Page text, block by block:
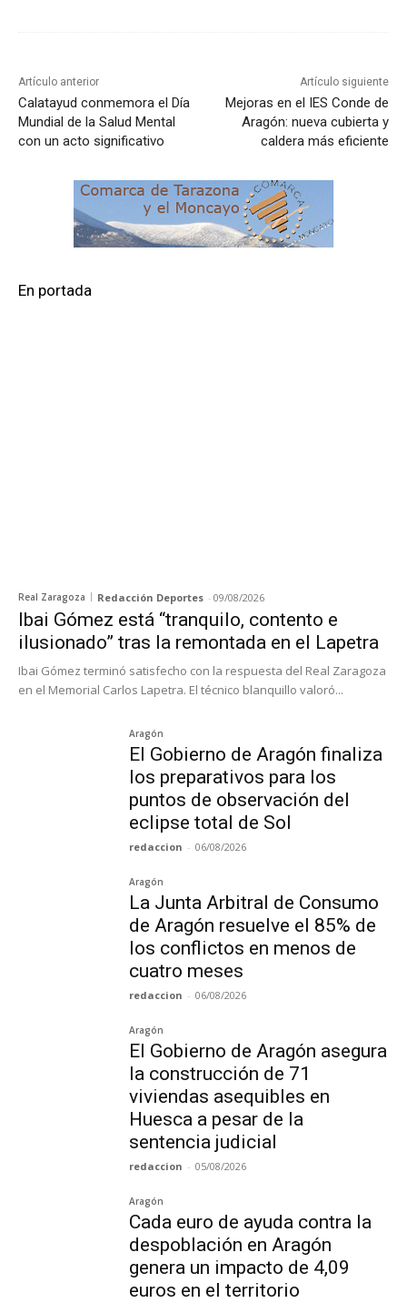
Artículo anterior
Calatayud conmemora el Día
Mundial de la Salud Mental
con un acto significativo
Artículo siguiente
Mejoras en el IES Conde de
Aragón: nueva cubierta y
caldera más eficiente
En portada
Real Zaragoza Redacción Deportes - 09/08/2026
Ibai Gómez está “tranquilo, contento e
ilusionado” tras la remontada en el Lapetra
Ibai Gómez terminó satisfecho con la respuesta del Real Zaragoza
en el Memorial Carlos Lapetra. El técnico blanquillo valoró...
Aragón
El Gobierno de Aragón finaliza
los preparativos para los
puntos de observación del
eclipse total de Sol
redaccion - 06/08/2026
Aragón
La Junta Arbitral de Consumo
de Aragón resuelve el 85% de
los conflictos en menos de
cuatro meses
redaccion - 06/08/2026
Aragón
El Gobierno de Aragón asegura
la construcción de 71
viviendas asequibles en
Huesca a pesar de la
sentencia judicial
redaccion - 05/08/2026
Aragón
Cada euro de ayuda contra la
despoblación en Aragón
genera un impacto de 4,09
euros en el territorio